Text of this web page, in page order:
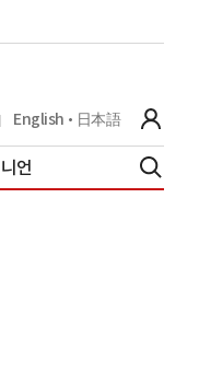
English 日本語
언